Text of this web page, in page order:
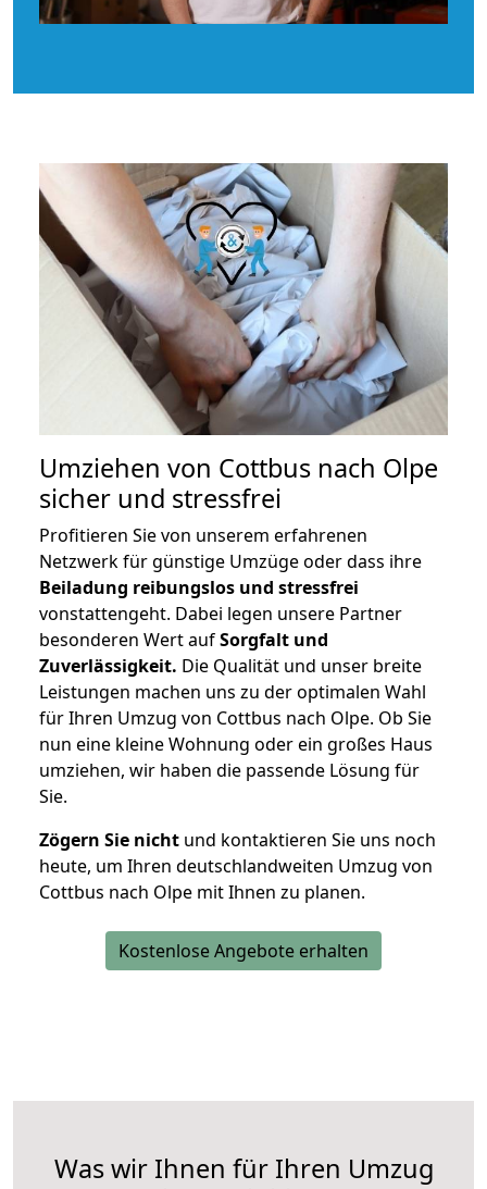
Umziehen von Cottbus nach Olpe
sicher und stressfrei
Profitieren Sie von unserem erfahrenen
Netzwerk für günstige Umzüge oder dass ihre
Beiladung reibungslos und stressfrei
vonstattengeht. Dabei legen unsere Partner
besonderen Wert aufSorgfalt und
Zuverlässigkeit. Die Qualität und unser breite
Leistungen machen uns zu der optimalen Wahl
für Ihren Umzug von Cottbus nach Olpe. Ob Sie
nun eine kleine Wohnung oder ein großes Haus
umziehen, wir haben die passende Lösung für
Sie.
Zögern Sie nicht und kontaktieren Sie uns noch
heute, um Ihren deutschlandweiten Umzug von
Cottbus nach Olpe mit Ihnen zu planen.
Kostenlose Angebote erhalten
Was wir Ihnen für Ihren Umzug